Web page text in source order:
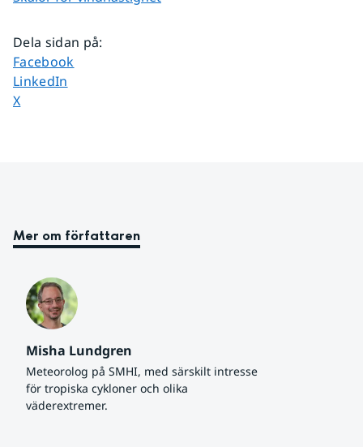
Dela sidan på:
Dela sidan på
Facebook
Dela sidan på
LinkedIn
Dela sidan på
X
Mer om författaren
Misha Lundgren
Meteorolog på SMHI, med särskilt intresse
för tropiska cykloner och olika
väderextremer.